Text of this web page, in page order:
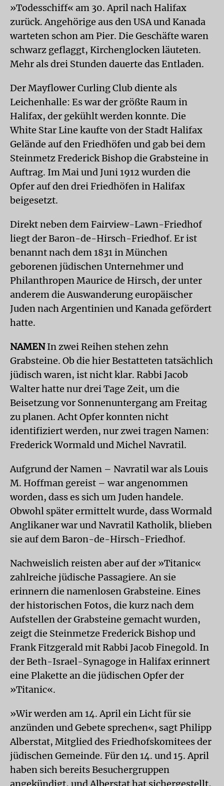
»Todesschiff« am 30. April nach Halifax
zurück. Angehörige aus den USA und Kanada
warteten schon am Pier. Die Geschäfte waren
schwarz geflaggt, Kirchenglocken läuteten.
Mehr als drei Stunden dauerte das Entladen.
Der Mayflower Curling Club diente als
Leichenhalle: Es war der größte Raum in
Halifax, der gekühlt werden konnte. Die
White Star Line kaufte von der Stadt Halifax
Gelände auf den Friedhöfen und gab bei dem
Steinmetz Frederick Bishop die Grabsteine in
Auftrag. Im Mai und Juni 1912 wurden die
Opfer auf den drei Friedhöfen in Halifax
beigesetzt.
Direkt neben dem Fairview-Lawn-Friedhof
liegt der Baron-de-Hirsch-Friedhof. Er ist
benannt nach dem 1831 in München
geborenen jüdischen Unternehmer und
Philanthropen Maurice de Hirsch, der unter
anderem die Auswanderung europäischer
Juden nach Argentinien und Kanada gefördert
hatte.
NAMENIn zwei Reihen stehen zehn
Grabsteine. Ob die hier Bestatteten tatsächlich
jüdisch waren, ist nicht klar. Rabbi Jacob
Walter hatte nur drei Tage Zeit, um die
Beisetzung vor Sonnenuntergang am Freitag
zu planen. Acht Opfer konnten nicht
identifiziert werden, nur zwei tragen Namen:
Frederick Wormald und Michel Navratil.
Aufgrund der Namen – Navratil war als Louis
M. Hoffman gereist – war angenommen
worden, dass es sich um Juden handele.
Obwohl später ermittelt wurde, dass Wormald
Anglikaner war und Navratil Katholik, blieben
sie auf dem Baron-de-Hirsch-Friedhof.
Nachweislich reisten aber auf der »Titanic«
zahlreiche jüdische Passagiere. An sie
erinnern die namenlosen Grabsteine. Eines
der historischen Fotos, die kurz nach dem
Aufstellen der Grabsteine gemacht wurden,
zeigt die Steinmetze Frederick Bishop und
Frank Fitzgerald mit Rabbi Jacob Finegold. In
der Beth-Israel-Synagoge in Halifax erinnert
eine Plakette an die jüdischen Opfer der
»Titanic«.
»Wir werden am 14. April ein Licht für sie
anzünden und Gebete sprechen«, sagt Philipp
Alberstat, Mitglied des Friedhofskomitees der
jüdischen Gemeinde. Für den 14. und 15. April
haben sich bereits Besuchergruppen
angekündigt, und Alberstat hat sichergestellt,